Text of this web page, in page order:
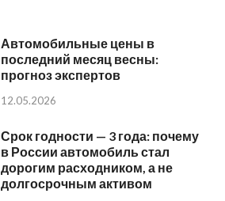
Автомобильные цены в
последний месяц весны:
прогноз экспертов
12.05.2026
Срок годности — 3 года: почему
в России автомобиль стал
дорогим расходником, а не
долгосрочным активом